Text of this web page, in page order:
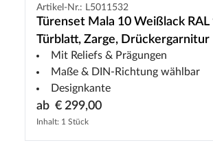
Artikel-Nr.: L5011532
Türenset Mala 10 Weißlack RAL
Türblatt, Zarge, Drückergarnitur
Mit Reliefs & Prägungen
Maße & DIN-Richtung wählbar
Designkante
ab € 299,00
Inhalt: 1 Stück